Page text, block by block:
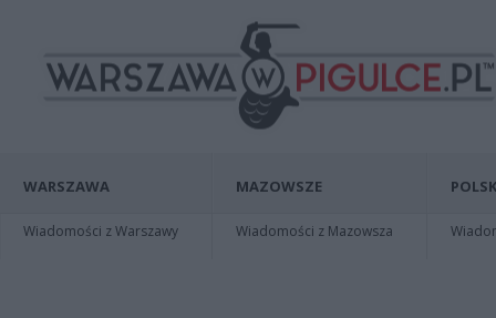
WARSZAWA
Wiadomości z Warszawy
MAZOWSZE
Wiadomości z Mazowsza